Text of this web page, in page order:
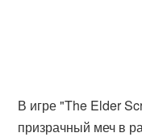
В игре "The Elder
призрачный меч в